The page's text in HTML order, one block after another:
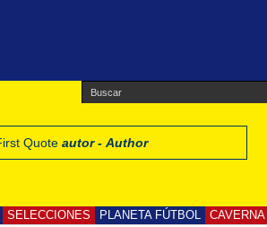
Quote autor - Author
SELECCIONES PLANETA FÚTBOL CAVERNA